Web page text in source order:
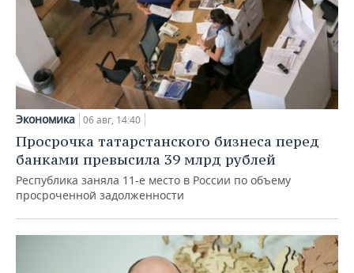
Экономика 06 авг, 14:40
Просрочка татарстанского бизнеса перед
банками превысила 39 млрд рублей
Республика заняла 11-е место в России по объему
просроченной задолженности